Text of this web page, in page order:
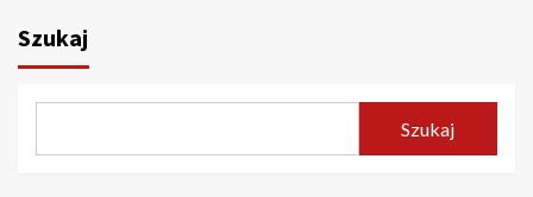
Szukaj
Szukaj